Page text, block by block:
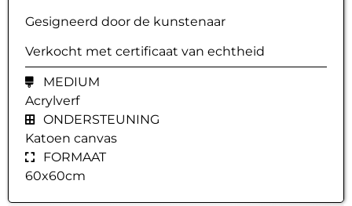
Gesigneerd door de kunstenaar
Verkocht met certificaat van echtheid
MEDIUM
Acrylverf
ONDERSTEUNING
Katoen canvas
FORMAAT
60x60cm